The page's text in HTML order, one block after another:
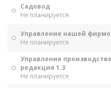
Садовод
Не планируется
Управление нашей
Не планируется
Управление
редакция 1.3
Не планируется